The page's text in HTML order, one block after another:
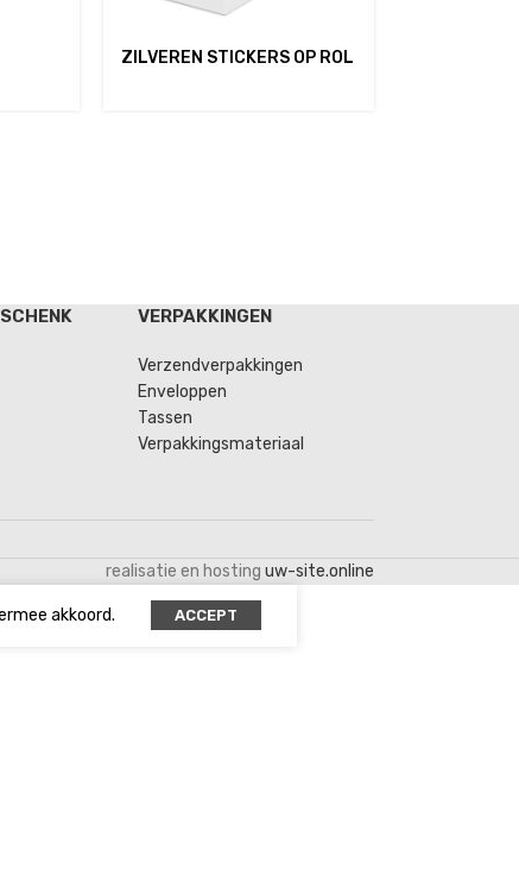
ZILVEREN STICKERS OP ROL
VERPAKKINGEN
Verzendverpakkingen
Enveloppen
Tassen
Verpakkingsmateriaal
realisatie en hosting uw-site.online
akkoord. ACCEPT